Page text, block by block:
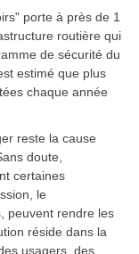
porte à près de 1
routière qui
de sécurité du
estimé que plus
chaque année
reste la cause
doute,
certaines
le
peuvent rendre les
réside dans la
usagers, des